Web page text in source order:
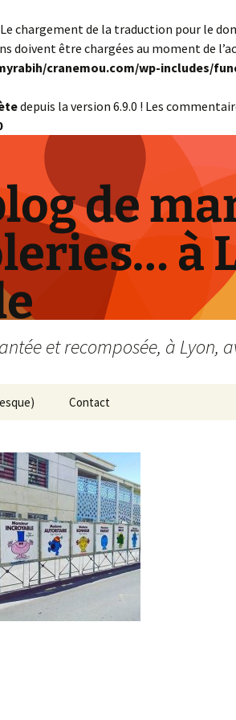
chargement de la traduction pour le
doivent être chargées au moment de
cranemou.com/wp-includes/
depuis la version 6.9.0 ! Les
de
à
et recomposée, à Lyon,
Contact